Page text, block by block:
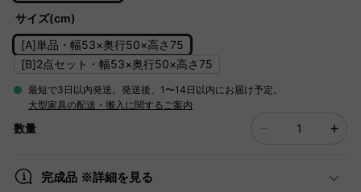
サイズ(cm)
[A]単品・幅53×奥行50×高さ75
[B]2点セット・幅53×奥行50×高さ75
最短で3日以内発送。発送後、1〜14日以内にお届け予定。
大型家具の配送・搬入に関するご案内
数量
完成品 ※詳細を見る